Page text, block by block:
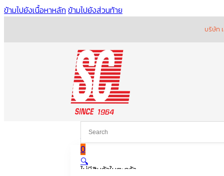
ข้ามไปยังเนื้อหาหลัก ข้ามไปยังส่วนท้าย
บริษัท เอส.ซี.แอล
0
ไม่มีสินค้าในตะกร้า
หน้าหลักระบบไฟฟ้า
🔍